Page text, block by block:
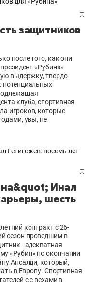
защитников
после того, как они
«Рубина»
выдержку, твердо
потенциальных
клуба, спортивная
игроков, которые
увы, не
Инал
шесть
контракт с 26-
сезон проведшим в
- адекватная
«Рубин» по окончании
Ансалди, который,
в Европу. Спортивная
с с вехами в